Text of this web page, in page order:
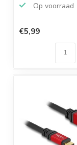
Op voorraad
€5,99